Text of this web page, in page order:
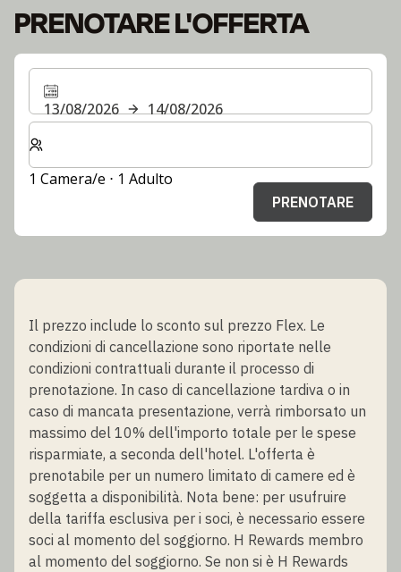
PRENOTARE L'OFFERTA
13/08/2026
14/08/2026
Selezionare il numero di camere e di ospiti per il
1 Camera/e ⋅ 1 Adulto
PRENOTARE
Il prezzo include lo sconto sul prezzo Flex. Le
condizioni di cancellazione sono riportate nelle
condizioni contrattuali durante il processo di
prenotazione. In caso di cancellazione tardiva o in
caso di mancata presentazione, verrà rimborsato un
massimo del 10% dell'importo totale per le spese
risparmiate, a seconda dell'hotel. L'offerta è
prenotabile per un numero limitato di camere ed è
soggetta a disponibilità. Nota bene: per usufruire
della tariffa esclusiva per i soci, è necessario essere
soci al momento del soggiorno. H Rewards membro
al momento del soggiorno. Se non si è H Rewards